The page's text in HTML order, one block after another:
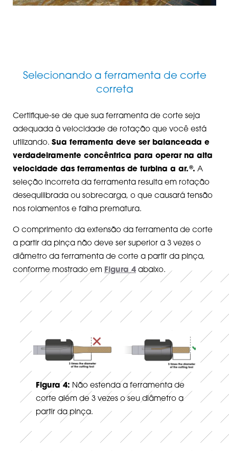
Selecionando a ferramenta de corte
correta
Certifique-se de que sua ferramenta de corte seja
adequada à velocidade de rotação que você está
utilizando. Sua ferramenta deve ser balanceada e
verdadeiramente concêntrica para operar na alta
velocidade das ferramentas de turbina a ar.®. A
seleção incorreta da ferramenta resulta em rotação
desequilibrada ou sobrecarga, o que causará tensão
nos rolamentos e falha prematura.
O comprimento da extensão da ferramenta de corte
a partir da pinça não deve ser superior a 3 vezes o
diâmetro da ferramenta de corte a partir da pinça,
conforme mostrado em Figura 4 abaixo.
Figura 4: Não estenda a ferramenta de
corte além de 3 vezes o seu diâmetro a
partir da pinça.